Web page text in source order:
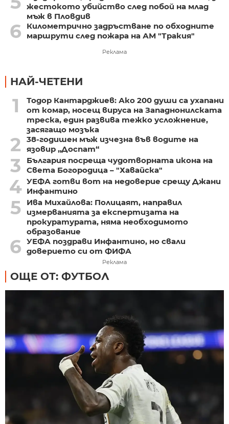
жестокото убийство след побой на млад
мъж в Пловдив
6
Километрично задръстване по обходните
маршрути след пожара на АМ "Тракия"
Реклама
НАЙ-ЧЕТЕНИ
1
Тодор Кантарджиев: Ако 200 души са ухапани
от комар, носещ вируса на Западнонилската
треска, един развива тежко усложнение,
засягащо мозъка
2
38-годишен мъж изчезна във водите на
язовир „Доспат“
3
България посреща чудотворната икона на
Света Богородица – "Хавайска"
4 УЕФА готви вот на недоверие срещу Джани
Инфантино
5
Ива Михайлова: Полицаят, направил
измерванията за експертизата на
прокуратурата, няма необходимото
образование
6 УЕФА поздрави Инфантино, но свали
доверието си от ФИФА
Реклама
ОЩЕ ОТ: ФУТБОЛ